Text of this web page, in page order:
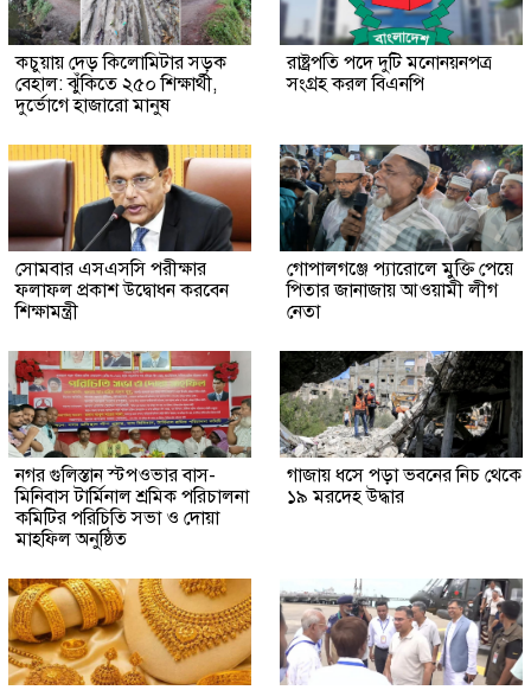
কচুয়ায় দেড় কিলোমিটার সড়ক
বেহাল: ঝুঁকিতে ২৫০ শিক্ষার্থী,
দুর্ভোগে হাজারো মানুষ
রাষ্ট্রপতি পদে দুটি মনোনয়নপত্র
সংগ্রহ করল বিএনপি
সোমবার এসএসসি পরীক্ষার
ফলাফল প্রকাশ উদ্বোধন করবেন
শিক্ষামন্ত্রী
গোপালগঞ্জে প্যারোলে মুক্তি পেয়ে
পিতার জানাজায় আওয়ামী লীগ
নেতা
নগর গুলিস্তান স্টপওভার বাস-
মিনিবাস টার্মিনাল শ্রমিক পরিচালনা
কমিটির পরিচিতি সভা ও দোয়া
মাহফিল অনুষ্ঠিত
গাজায় ধসে পড়া ভবনের নিচ থেকে
১৯ মরদেহ উদ্ধার